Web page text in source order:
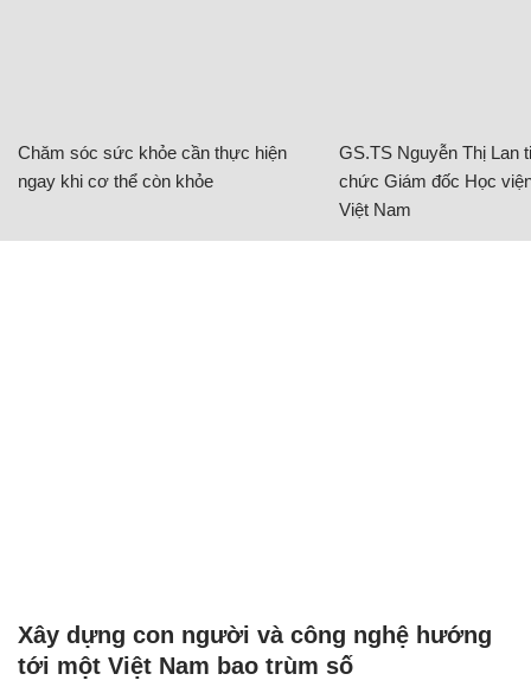
Chăm sóc sức khỏe cần thực hiện
ngay khi cơ thể còn khỏe
GS.TS Nguyễn Thị Lan
chức Giám đốc Học
Việt Nam
Xây dựng con người và công nghệ hướng
tới một Việt Nam bao trùm số